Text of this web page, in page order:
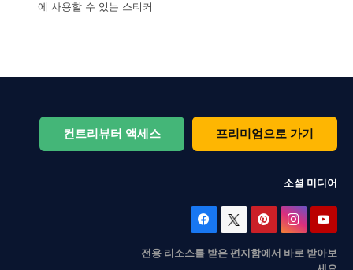
에 사용할 수 있는 스티커
컨트리뷰터 액세스 프리미엄으로 가기
소셜 미디어
전용 리소스를 받은 편지함에서 바로 받아보